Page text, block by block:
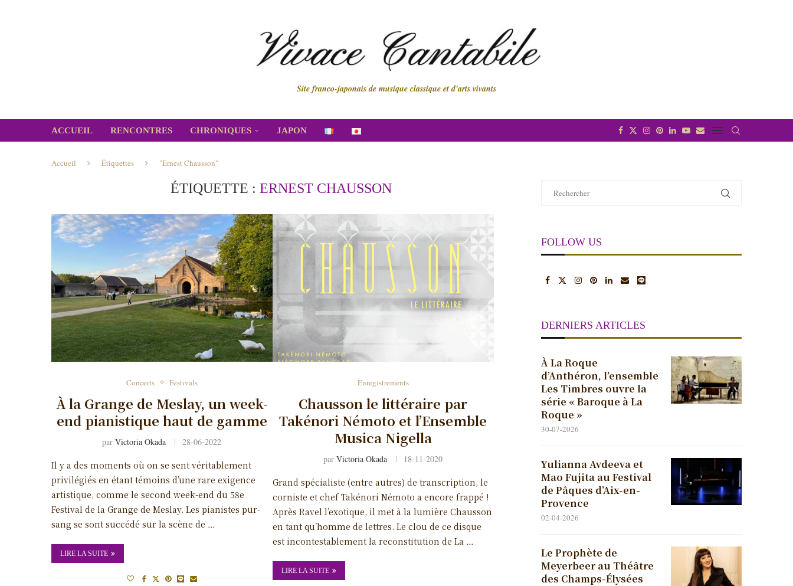
Site franco-japonais de musique classique et d'arts vivants
ACCUEIL RENCONTRES CHRONIQUES JAPON
Accueil Étiquettes "Ernest Chausson"
ÉTIQUETTE :ERNEST CHAUSSON
Concerts Festivals
À la Grange de Meslay, un week-
end pianistique haut de gamme
parVictoria Okada 28-06-2022
Il y a des moments où on se sent véritablement
privilégiés en étant témoins d’une rare exigence
artistique, comme le second week-end du 58e
Festival de la Grange de Meslay. Les pianistes pur-
sang se sont succédé sur la scène de …
LIRE LA SUITE
Enregistrements
Chausson le littéraire par
Takénori Némoto et l’Ensemble
Musica Nigella
parVictoria Okada 18-11-2020
Grand spécialiste (entre autres) de transcription, le
corniste et chef Takénori Némoto a encore frappé !
Après Ravel l’exotique, il met à la lumière Chausson
en tant qu’homme de lettres. Le clou de ce disque
est incontestablement la reconstitution de La …
LIRE LA SUITE
FOLLOW US
DERNIERS ARTICLES
À La Roque
d’Anthéron, l’ensemble
Les Timbres ouvre la
série « Baroque à La
Roque »
30-07-2026
Yulianna Avdeeva et
Mao Fujita au Festival
de Pâques d’Aix-en-
Provence
02-04-2026
Le Prophète de
Meyerbeer au Théâtre
des Champs-Élysées